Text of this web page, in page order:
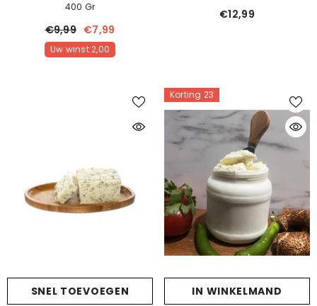
400 Gr
€9,99 €7,99
Uw winst:2,00
€12,99
SNEL TOEVOEGEN
Korting 23
IN WINKELMAND